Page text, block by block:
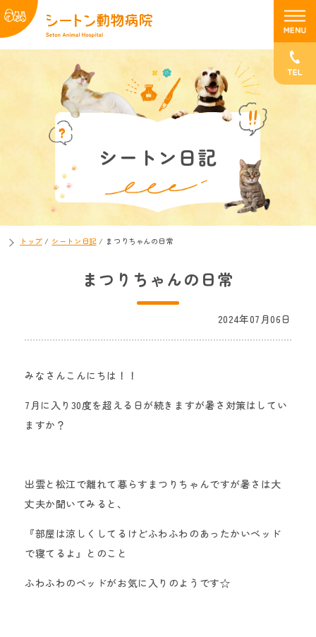
シートン日記
トップ/ シートン日記/ まつりちゃんの日常
まつりちゃんの日常
2024年07月06日
みなさんこんにちは！！
7月に入り30度を超える日が続きま すが暑さ対策は してい
ますか？
出雲と松江で離れて暮らすまつりちゃんですが暑さは大
丈夫か聞いてみると、
『部屋は涼しくしてるけどふわふわのあったかいベッド
で寝てるよ』とのこと
ふわふわのベッドがお気に入りの ようです☆